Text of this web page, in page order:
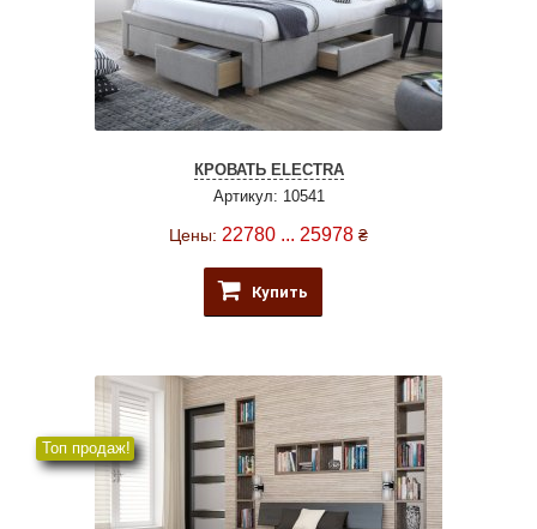
КРОВАТЬ ELECTRA
Артикул: 10541
Цены: 22780 ... 25978 ₴
Купить
Топ продаж!